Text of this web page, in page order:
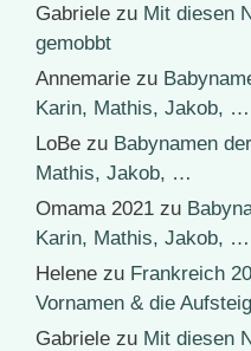
Gabriele zu Mit diesen
gemobbt
Annemarie zu
Karin, Mathis, Jakob, …
LoBe zu Babynamen
Mathis, Jakob, …
Omama 2021 zu
Karin, Mathis, Jakob, …
Helene zu Frankreich
Vornamen & die
Gabriele zu Mit diesen